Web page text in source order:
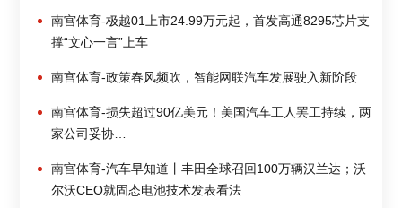
南宫体育-极越01上市24.99万元起，首发高通8295芯片支
撑“文心一言”上车
南宫体育-政策春风频吹，智能网联汽车发展驶入新阶段
南宫体育-损失超过90亿美元！美国汽车工人罢工持续，两
家公司妥协…
南宫体育-汽车早知道丨丰田全球召回100万辆汉兰达；沃
尔沃CEO就固态电池技术发表看法